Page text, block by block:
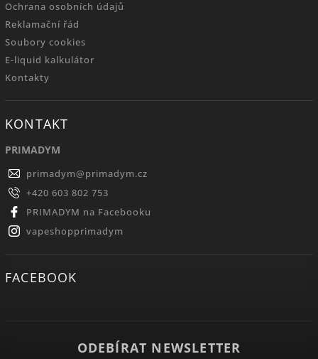
Ochrana osobních údajů
Reklamační řád
Soubory cookies
E-liquid kalkulátor
Kontakty
KONTAKT
PRIMADYM
primadym@primadym.cz
+420 603 802 753
PRIMADYM na Facebooku
vapeshopprimadym
FACEBOOK
ODEBÍRAT NEWSLETTER